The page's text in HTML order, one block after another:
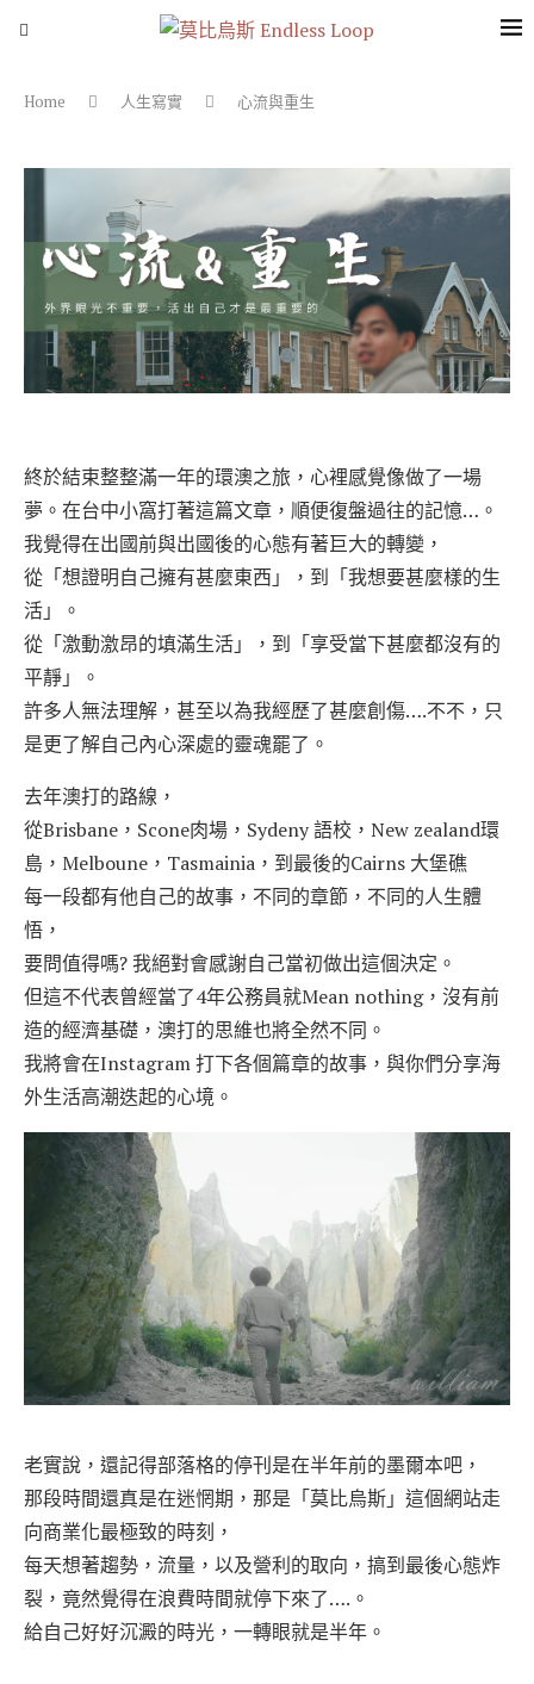
Home 人生寫實 心流與重生
終於結束整整滿一年的環澳之旅，心裡感覺像做了一場
夢。在台中小窩打著這篇文章，順便復盤過往的記憶…。
我覺得在出國前與出國後的心態有著巨大的轉變，
從「想證明自己擁有甚麼東西」，到「我想要甚麼樣的生
活」。
從「激動激昂的填滿生活」，到「享受當下甚麼都沒有的
平靜」。
許多人無法理解，甚至以為我經歷了甚麼創傷….不不，只
是更了解自己內心深處的靈魂罷了。
去年澳打的路線，
從Brisbane，Scone肉場，Sydeny 語校，New zealand環
島，Melboune，Tasmainia，到最後的Cairns 大堡礁
每一段都有他自己的故事，不同的章節，不同的人生體
悟，
要問值得嗎? 我絕對會感謝自己當初做出這個決定。
但這不代表曾經當了4年公務員就Mean nothing，沒有前
造的經濟基礎，澳打的思維也將全然不同。
我將會在Instagram 打下各個篇章的故事，與你們分享海
外生活高潮迭起的心境。
老實說，還記得部落格的停刊是在半年前的墨爾本吧，
那段時間還真是在迷惘期，那是「莫比烏斯」這個網站走
向商業化最極致的時刻，
每天想著趨勢，流量，以及營利的取向，搞到最後心態炸
裂，竟然覺得在浪費時間就停下來了….。
給自己好好沉澱的時光，一轉眼就是半年。